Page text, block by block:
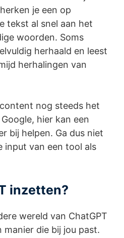
je een op
tekst al snel aan het
woorden. Soms
herhaald en leest
herhalingen van
nog steeds het
hier kan een
bij helpen. Ga dus niet
input van een tool als
inzetten?
wereld van ChatGPT
die bij jou past.